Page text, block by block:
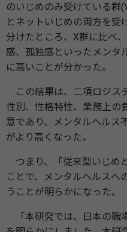
のいじめのみ受けている群
とネットいじめの両方を受
分けたところ、X群に比べ
感、孤独感といったメンタ
に高いことが分かった。
この結果は、二項ロジス
性別、性格特性、業務上の
意であり、メンタルヘルス
がより高くなった。
つまり、「従来型いじめ
ことで、メンタルヘルスへ
うことが明らかになった。
「本研究では、⽇本の職